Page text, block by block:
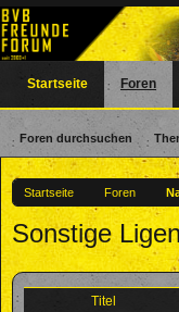
Startseite Foren
Sonstige
Titel
Startseite Foren
Foren durchsuchen